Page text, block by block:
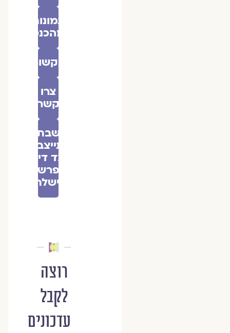
תמונות
מהכנס
בתקשורת
צרו
קשר
שבת
התייצבות
לצד דינה
- פרשת
וישלח
רוצה
לקבל
עדכונים